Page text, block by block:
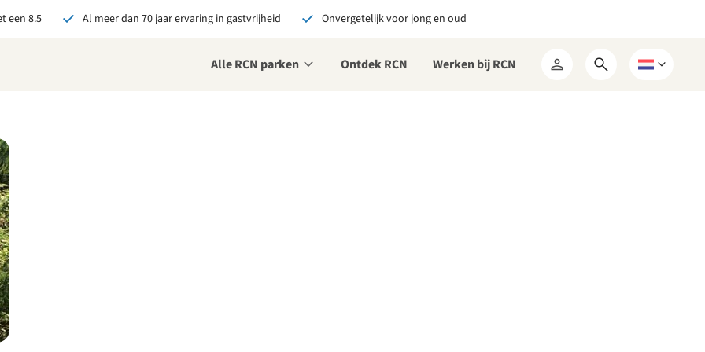
een 8.5 Al meer dan 70 jaar ervaring in gastvrijheid Onvergetelijk voor jong en oud
Alle RCN parken Ontdek RCN Werken bij RCN
Mijn
Open
Kies
bij RCN boekt, krijg je:
De beste prijsgarantie
Exclusieve voordelen
Persoonlijk contact
alle voordelen